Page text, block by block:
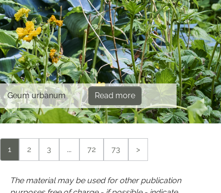
Geum urbanum Read more
1 2 3 ... 72 73 >
The material may be used for other publication